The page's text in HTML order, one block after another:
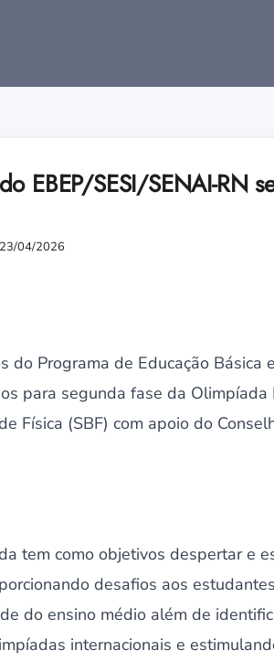
EBEP/SESI/SENAI-RN
04/2026
do Programa de Educação Básica
para segunda fase da
Física (SBF) com apoio do
tem como objetivos despertar e
desafios aos
do ensino médio além de
internacionais e